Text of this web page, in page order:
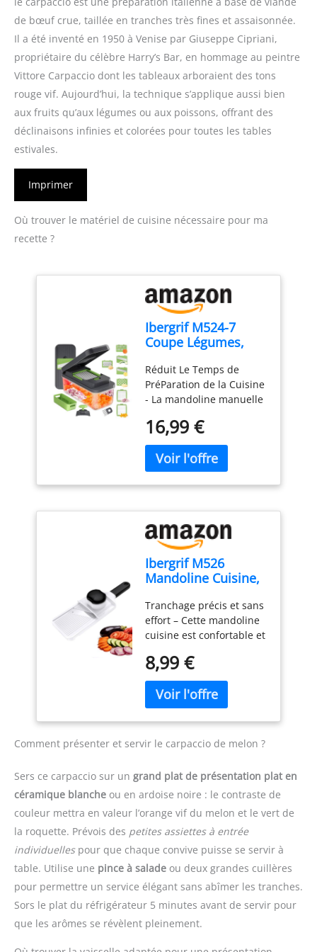
de bœuf crue, taillée en tranches très fines et assaisonnée.
Il a été inventé en 1950 à Venise par Giuseppe Cipriani,
propriétaire du célèbre Harry’s Bar, en hommage au peintre
Vittore Carpaccio dont les tableaux arboraient des tons
rouge vif. Aujourd’hui, la technique s’applique aussi bien
aux fruits qu’aux légumes ou aux poissons, offrant des
déclinaisons infinies et colorées pour toutes les tables
estivales.
Imprimer
Où trouver le matériel de cuisine nécessaire pour ma
recette ?
Ibergrif M524-7
Coupe Légumes,
Multifonction
Réduit Le Temps de
PréParation de la Cuisine
- La mandoline manuelle
de 1300 ml, les
accessoires comprennent
1 récipient (adapté aux
micro-ondes), 1 couvercle
fraîcheur (adapté aux
porte-couteau, 1 poignée
de sécurité, 1 panier
d'égouttage (avec fente
pour les lames), 1
lames tranchantes en
acier inoxydable, 1
brosse de nettoyage
Alimentaire - Le coupe
oignon manuel est
fabriqué en PP de qualité
alimentaire et 420J2, sans
BPA, ce qui permet de
conserver des
nutritifs et sûrs. Avec ce
coupe-légumes à
mandoline, vous pouvez
être sûr de préparer des
dîners sains, délicieux et
créatifs pour votre
famille. Utilisation
Multifonctionnelle - Le
coupe légumes peut
trancher, découper,
râper, réduire en purée,
16,99 €
Ibergrif M526
Mandoline Cuisine,
Réglable 1–4 mm
Tranchage précis et sans
effort – Cette mandoline
cuisine est confortable et
permet d’obtenir des
tranches fines, nettes et
régulières avec un
minimum d’effort. Que
vous soyez débutant ou
cuisinier expérimenté,
à prendre en main
Épaisseur réglable 1–4
mm – Cette mandoline
multifonctions dispose
de trois réglages
d’épaisseur pour
répondre à différents
besoins. Choisissez des
tranches fines (1 mm),
moyennes (2 mm) ou
épaisses (4 mm) selon les
ingrédients et les
recettes. Afin de
8,99 €
Comment présenter et servir le carpaccio de melon ?
Sers ce carpaccio sur un grand plat de présentation plat en
céramique blanche ou en ardoise noire : le contraste de
couleur mettra en valeur l’orange vif du melon et le vert de
la roquette. Prévois des petites assiettes à entrée
individuellespour que chaque convive puisse se servir à
table. Utilise une pince à salade ou deux grandes cuillères
pour permettre un service élégant sans abîmer les tranches.
Sors le plat du réfrigérateur 5 minutes avant de servir pour
que les arômes se révèlent pleinement.